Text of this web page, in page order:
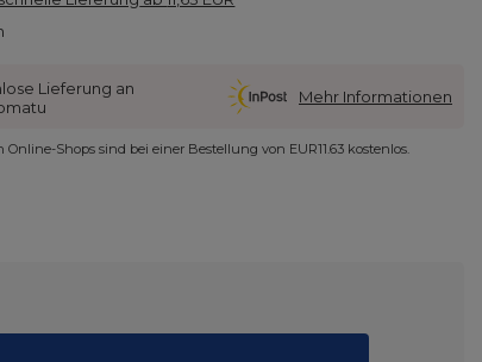
Lieferung an
Mehr Informationen
Online-Shops sind bei einer Bestellung von EUR11.63 kostenlos.